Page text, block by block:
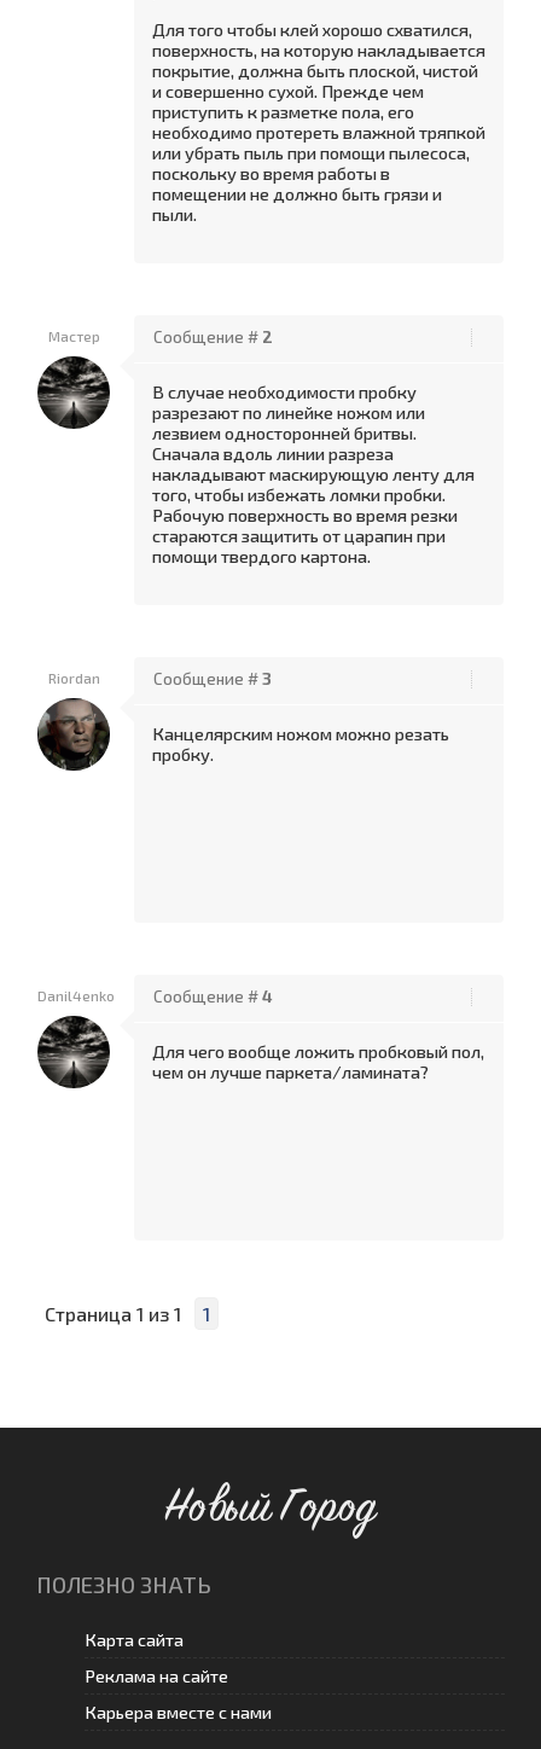
Для того чтобы клей хорошо схватился,
поверхность, на которую накладывается
покрытие, должна быть плоской, чистой
и совершенно сухой. Прежде чем
приступить к разметке пола, его
необходимо протереть влажной тряпкой
или убрать пыль при помощи пылесоса,
поскольку во время работы в
помещении не должно быть грязи и
пыли.
Мастер Сообщение # 2
В случае необходимости пробку
разрезают по линейке ножом или
лезвием односторонней бритвы.
Сначала вдоль линии разреза
накладывают маскирующую ленту для
того, чтобы избежать ломки пробки.
Рабочую поверхность во время резки
стараются защитить от царапин при
помощи твердого картона.
Riordan Сообщение #3
Канцелярским ножом можно резать
пробку.
Danil4enko Сообщение #4
Для чего вообще ложить пробковый пол,
чем он лучше паркета/ламината?
Страница 1 из 1 1
Новый Город
ПОЛЕЗНО ЗНАТЬ
Карта сайта
Реклама на сайте
Карьера вместе с нами